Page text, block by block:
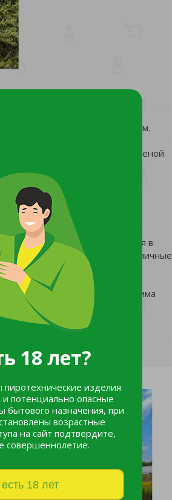
18 лет?
изделия
потенциально опасные
бытового назначения, при
возрастные
на сайт подтвердите,
совершеннолетие.
18 лет
в высоту до 1,5-2 м.
на верхушке, с сине-зеленой
Устойчив к загрязнениям.
Может использоваться в
могут формироваться в различные
В выращивании обычно
В последнем случае необходима